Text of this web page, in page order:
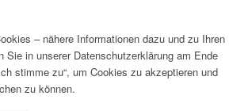
– nähere Informationen dazu und zu Ihren
Sie in unserer Datenschutzerklärung am Ende
stimme zu“, um Cookies zu akzeptieren und
zu können.